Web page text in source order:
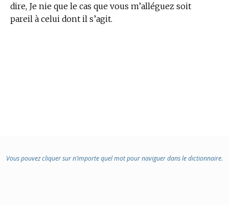
dire, Je nie que le cas que vous m’alléguez soit
pareil à celui dont il s’agit.
Vous pouvez cliquer sur n’importe quel mot pour naviguer dans le dictionnaire.